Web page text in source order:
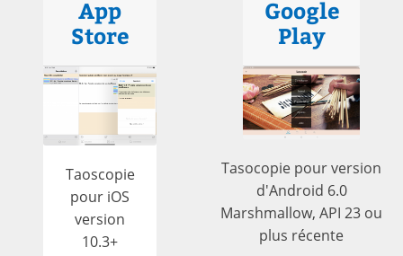
App
Store
Taoscopie
pour iOS
version
10.3+
Google
Play
Tasocopie pour version
d'Android 6.0
Marshmallow, API 23 ou
plus récente